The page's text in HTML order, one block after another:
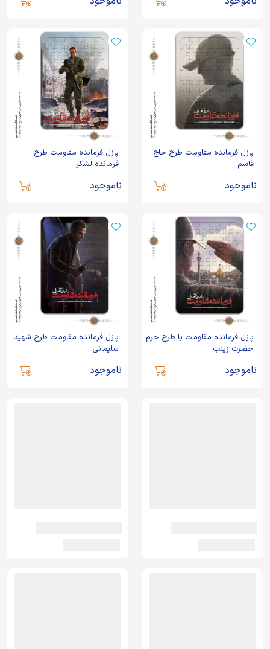
پازل فرمانده مقاومت طرح حاج
قاسم
ناموجود
پازل فرمانده مقاومت طرح
فرمانده لشکر
ناموجود
پازل فرمانده مقاومت با طرح حرم
حضرت زینب
ناموجود
پازل فرمانده مقاومت طرح شهید
سلیمانی
ناموجود